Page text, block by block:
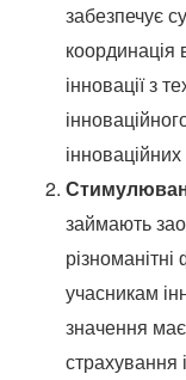
забезпечує
координація
інновації з
займають
різноманітні
учасникам
значення
страхування